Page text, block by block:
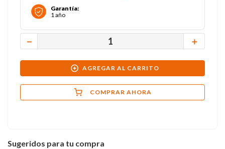
Garantía:
1 año
＋
－
AGREGAR AL CARRITO
COMPRAR AHORA
Sugeridos para tu compra